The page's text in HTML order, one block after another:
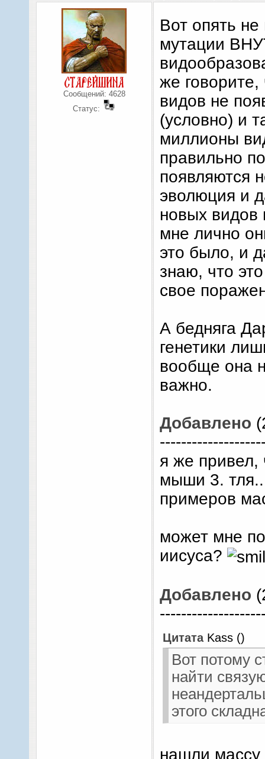
Сообщений: 4628
Статус:
Вот опять
мутации
же
видов не
(условно) и
миллионы
правильно
появляются
эволюция и
новых видов
мне лично
это было, и
знаю, что
свое
А бедняга
генетики
вообще она
важно.
Добавлено
я же
мыши 3.
примеров
может мне
иисуса?
Добавлено
Цитата Kass ()
Вот потому
найти
этого
нашли